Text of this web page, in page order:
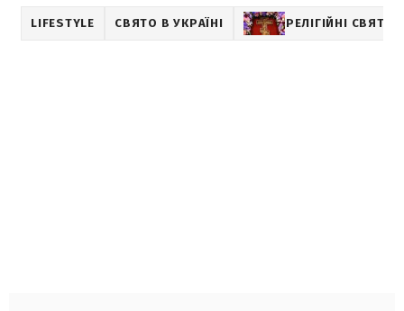
LIFESTYLE СВЯТО В УКРАЇНІ РЕЛІГІЙНІ СВЯТА